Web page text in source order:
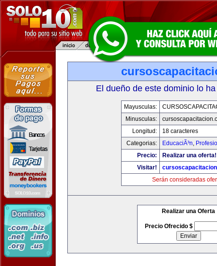
El dueño de este dominio lo
Mayusculas:
Minusculas:
Longitud:
18 caracteres
Categorias:
EducaciÃ³n,
Precio:
Realizar una oferta!
Visitar!
Serán consideradas
Realizar una Oferta
Precio Ofrecido $